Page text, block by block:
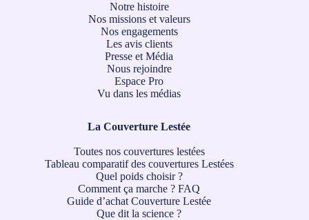
Notre histoire
Nos missions et valeurs
Nos engagements
Les avis clients
Presse et Média
Nous rejoindre
Espace Pro
Vu dans les médias
La Couverture Lestée
Toutes nos couvertures lestées
Tableau comparatif des couvertures Lestées
Quel poids choisir ?
Comment ça marche ? FAQ
Guide d’achat Couverture Lestée
Que dit la science ?